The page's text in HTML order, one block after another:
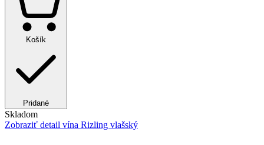
Košík
Pridané
Skladom
Zobraziť detail vína Rizling vlašský